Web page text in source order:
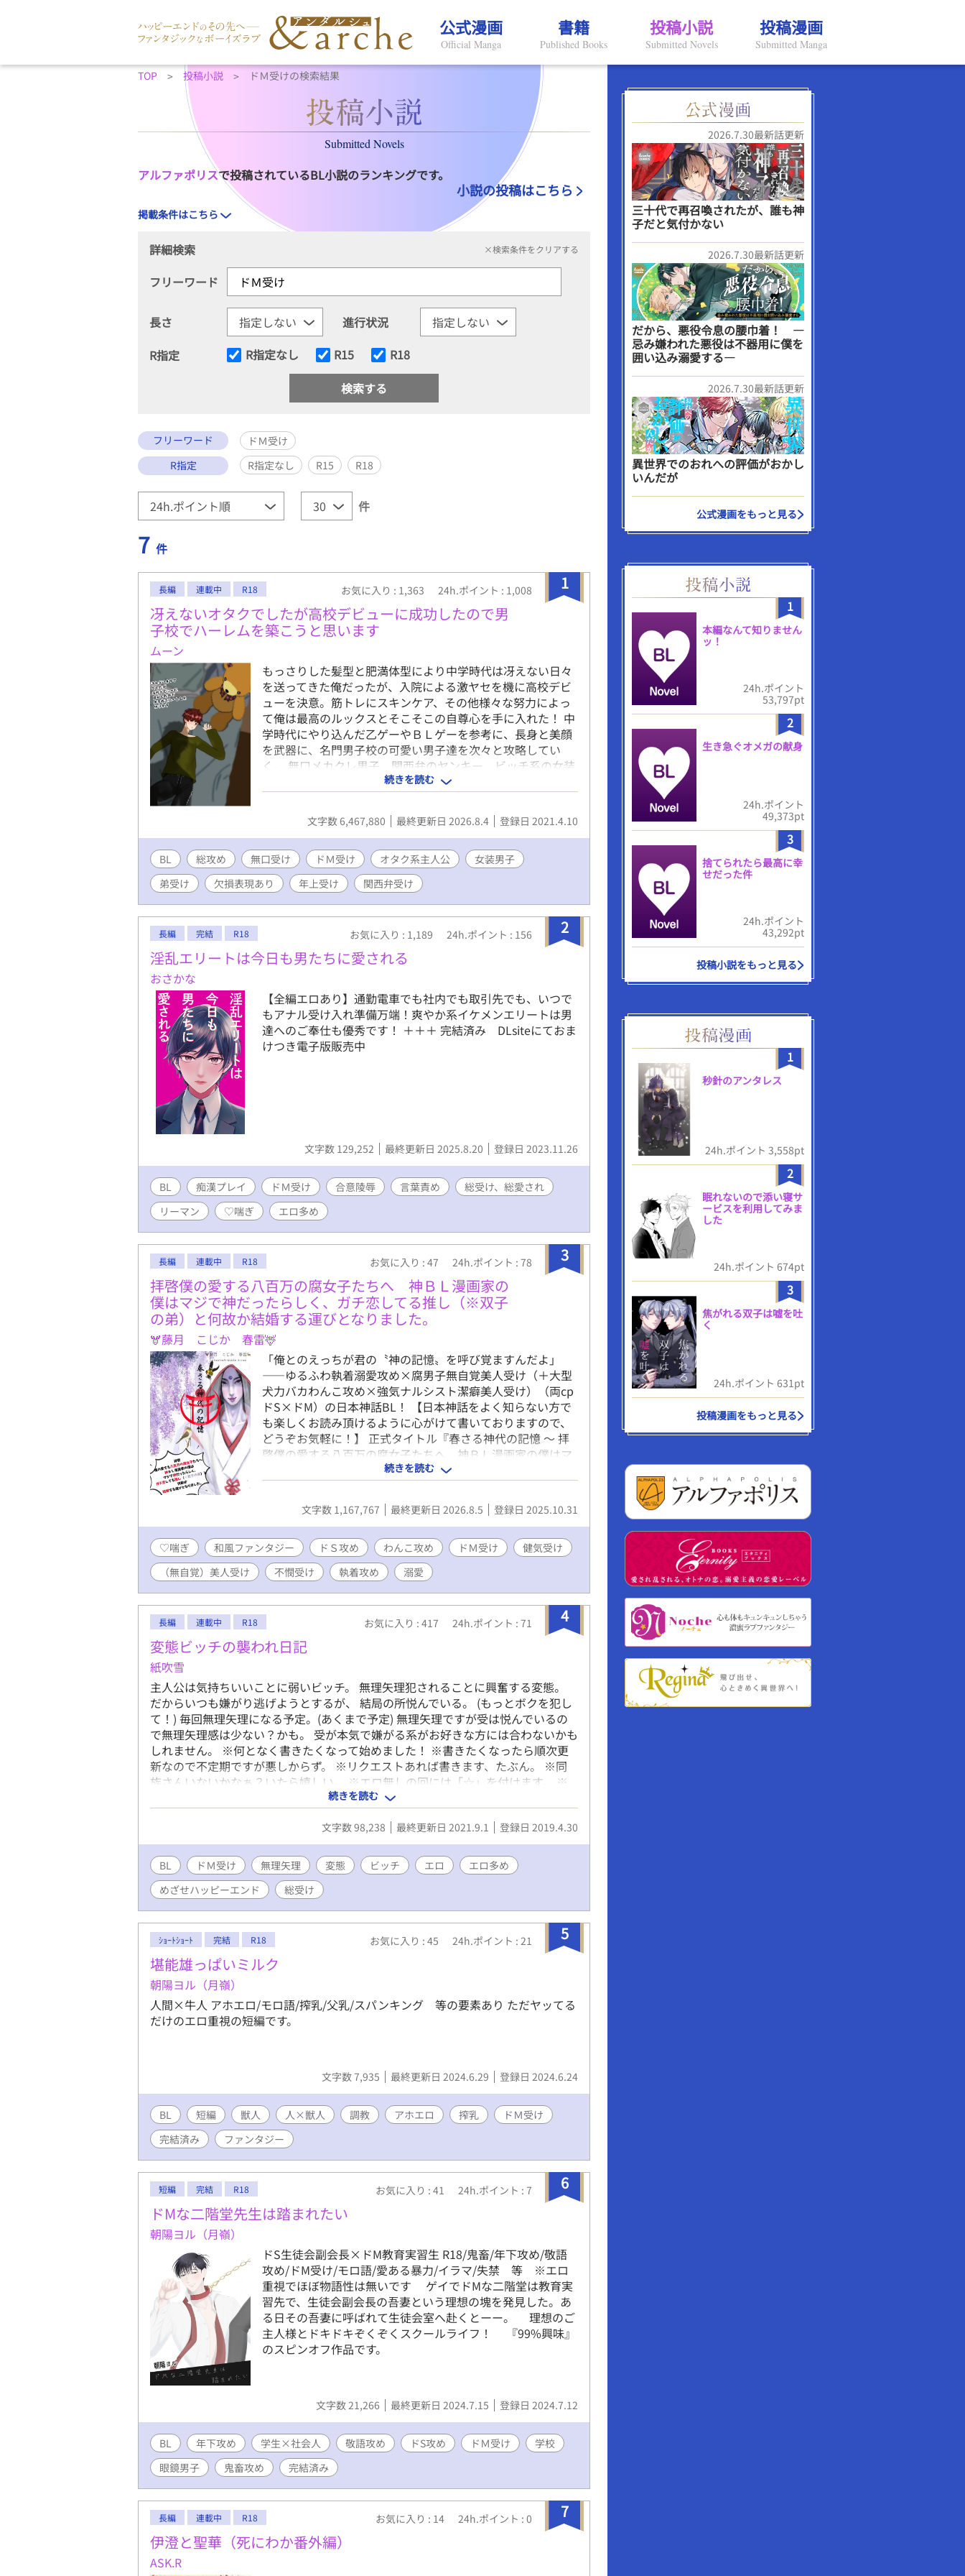
公式漫画
Official Manga
書籍
Published Books
投稿小説
Submitted Novels
投稿漫画
Submitted Manga
TOP 投稿小説 ドＭ受けの検索結果
Submitted Novels
アルファポリスで投稿されているBL小説のランキングです。
小説の投稿はこちら
掲載条件はこちら
詳細検索 ×検索条件をクリアする
フリーワード
長さ
進行状況
R指定
R指定なし R15 R18
フリーワード
ドＭ受け
R指定
R指定なし R15 R18
件
7 件
1
長編 連載中 R18 お気に入り : 1,363 24h.ポイント : 1,008
冴えないオタクでしたが高校デビューに成功したので男
子校でハーレムを築こうと思います
ムーン
もっさりした髪型と肥満体型により中学時代は冴えない日々
を送ってきた俺だったが、入院による激ヤセを機に高校デビ
ューを決意。筋トレにスキンケア、その他様々な努力によっ
て俺は最高のルックスとそこそこの自尊心を手に入れた！ 中
学時代にやり込んだ乙ゲーやＢＬゲーを参考に、長身と美顔
を武器に、名門男子校の可愛い男子達を次々と攻略してい
く。 無口メカクレ男子、関西弁のヤンキー、ビッチ系の女装
男子、堅物メガネの副委員長、甘え上手の現役アイドル、筋
肉系の先輩、ワンコ系の後輩、父親違いの弟、弱りきった元
いじめっ子、耽美な生徒会長にその露払いの副会長、盲目の
芸術家とその兄達、おかっぱ頭の着物男子、胡散臭い糸目な
気のないひねくれ留年男子……選り取りみどりの男子達には
第一印象をひっくり返す裏の顔が！？ ──以下注意事項──
※『』は電話やメッセージアプリのやり取りなど、（）は主
人公の心の声など、《》は主人公に聞き取り理解出来なかっ
た外国語など。 ※主人公総攻め。主人公は普通に浮気をしま
す。 ※主人公の心の声はうるさめ＆オタク色濃いめ。 ※受け
達には全員ギャップがあります。 ※登場人物のほとんどは貞
操観念、倫理観などなどが欠けています。 ※切り傷、火傷、
写があります。 ※受け同士の絡みがあります(ほぐし合い、キ
ス等) ※コメディ風味です、あくまで風味です。 ※タイトル
の後に（）でメインの登場人物名を記してあります。順次全
話実装予定です。 ×がある場合は性的描写アリ、＋の場合
続きを読む
文字数 6,467,880 最終更新日 2026.8.4 登録日 2021.4.10
BL 総攻め 無口受け ドＭ受け オタク系主人公
女装男子
弟受け
欠損表現あり 年上受け 関西弁受け
2
長編 完結 R18 お気に入り : 1,189 24h.ポイント : 156
淫乱エリートは今日も男たちに愛される
おさかな
【全編エロあり】通勤電車でも社内でも取引先でも、いつで
もアナル受け入れ準備万端！爽やか系イケメンエリートは男
達へのご奉仕も優秀です！ ＋＋＋ 完結済み DLsiteにておま
けつき電子版販売中
文字数 129,252 最終更新日 2025.8.20 登録日 2023.11.26
BL 痴漢プレイ ドＭ受け 合意陵辱 言葉責め
総受け、総愛され
リーマン
♡喘ぎ エロ多め
3
長編 連載中 R18 お気に入り : 47 24h.ポイント : 78
拝啓僕の愛する八百万の腐女子たちへ 神ＢＬ漫画家の
僕はマジで神だったらしく、ガチ恋してる推し（※双子
の弟）と何故か結婚する運びとなりました。
🫎藤月 こじか 春雷🦌
「俺とのえっちが君の〝神の記憶〟を呼び覚ますんだよ」
――ゆるふわ執着溺愛攻め×腐男子無自覚美人受け（＋大型
犬力バカわんこ攻め×強気ナルシスト潔癖美人受け）（両cp
ドS×ドM）の日本神話BL！ 【日本神話をよく知らない方で
も楽しくお読み頂けるように心がけて書いておりますので、
どうぞお気軽に！】 正式タイトル『春さる神代の記憶 〜 拝
啓僕の愛する八百万の腐女子たちへ 神ＢＬ漫画家の僕はマ
ジで神だったらしく、ガチ恋してる推し（※双子の弟）と何
故か結婚する運びとなりました。 〜』 ※文字数制限で全タイ
トル記載できないので、より多くの方にお手に取っていただ
くため、ちょっとずるいですが、内容をよく表した副題のほ
す。 【あらすじ】 『今は恋人はいないけど、そろそろ結婚は
する』――大人気シンガーソングライター・ＣｈｉＨａＲｕ
が生配信中に大胆な「結婚宣言」をする。 ガチ恋しているそ
の「推し」の「結婚宣言」をうけ、大人気BL漫画家にして根
っからの腐男子・天春 春月（あまかす はづき）は当然「この
世の終わり」ほどのショックを受けるが、傷も癒えないその
日の内に自分の祖父と母に連れ出されるまま、ある高級日本
料亭へ。 するとそこに現れたのは――なんと春月のガチ恋
く春月に彼らは「五つの真実」を告げると言い、その中に
は、まずＣｈｉＨａＲｕが春月の「婚約者」であること、そ
して、これまで人間として生きてきた春月の正体が日本神話
に出てくる「神」であること、またＣｈｉＨａＲｕは春月の
「双子の弟」にして「運命（さだめ）られた夫神」である、
という衝撃の内容が含まれていた。 当然更に驚き困惑する春
月に、同席しているＣｈｉＨａＲｕの父・言葉（ことのは）
は「早く神であることを思い出してほしい」という。 もし春
月がこのまま神としての記憶を思い出せなければ、向こう百
年は日本に春が来なくなってしまうと衝撃的なことを言われ
るが――春月が神の記憶を取り戻すための有力な方法が、Ｃ
ｈｉＨａＲｕの愛撫によって「感じる」ことで……！？ 〝僕
は天上春命（アメノウワハルノミコト）――神だ。…たくさ
んの神々に、人々に愛されている、世界一幸せな男神だ、
……僕は、神だった。〟 ※古事記・日本書紀等を参考にさせ
ていただきましたが、好き勝手改変しているところがあるた
め、歴史物というよりかはフィクション、ファンタジーとし
てお楽しみいただければ幸いです。 【2026年3月より始まっ
た新制度『未管理著作物裁定制度』における意思表示（念の
おいてイラスト・作中内文章はもちろん、表紙絵やあらすじ
等ふくむ作品の一切の無断利用を禁じます（AI学習等含
続きを読む
文字数 1,167,767 最終更新日 2026.8.5 登録日 2025.10.31
♡喘ぎ 和風ファンタジー ドＳ攻め わんこ攻め ドＭ受け
健気受け
（無自覚）美人受け
不憫受け 執着攻め 溺愛
4
長編 連載中 R18 お気に入り : 417 24h.ポイント : 71
変態ビッチの襲われ日記
紙吹雪
主人公は気持ちいいことに弱いビッチ。 無理矢理犯されることに興奮する変態。
だからいつも嫌がり逃げようとするが、 結局の所悦んでいる。 (もっとボクを犯し
て！) 毎回無理矢理になる予定。(あくまで予定) 無理矢理ですが受は悦んでいるの
で無理矢理感は少ない？かも。 受が本気で嫌がる系がお好きな方には合わないかも
しれません。 ※何となく書きたくなって始めました！ ※書きたくなったら順次更
新なので不定期ですが悪しからず。 ※リクエストあれば書きます、たぶん。 ※同
族さんいないかなぁ？いたら嬉しい。 ※エロ無しの回には「☆」を付けます。 ※
犯罪を推奨するものではありません。続きを読む
文字数 98,238 最終更新日 2021.9.1 登録日 2019.4.30
BL ドＭ受け 無理矢理 変態 ビッチ エロ
エロ多め
めざせハッピーエンド
総受け
5
ｼｮｰﾄｼｮｰﾄ 完結 R18 お気に入り : 45 24h.ポイント : 21
堪能雄っぱいミルク
朝陽ヨル（月嶺）
人間×牛人 アホエロ/モロ語/搾乳/父乳/スパンキング 等の要素あり ただヤッてる
だけのエロ重視の短編です。
文字数 7,935 最終更新日 2024.6.29 登録日 2024.6.24
BL 短編 獣人 人×獣人 調教 アホエロ 搾乳
ドＭ受け
完結済み
ファンタジー
6
短編 完結 R18 お気に入り : 41 24h.ポイント : 7
ドMな二階堂先生は踏まれたい
朝陽ヨル（月嶺）
ドS生徒会副会長×ドM教育実習生 R18/鬼畜/年下攻め/敬語
攻め/ドM受け/モロ語/愛ある暴力/イラマ/失禁 等 ※エロ
重視でほぼ物語性は無いです ゲイでドMな二階堂は教育実
習先で、生徒会副会長の吾妻という理想の塊を発見した。あ
る日その吾妻に呼ばれて生徒会室へ赴くとーー。 理想のご
主人様とドキドキぞくぞくスクールライフ！ 『99%興味』
のスピンオフ作品です。
文字数 21,266 最終更新日 2024.7.15 登録日 2024.7.12
BL 年下攻め 学生×社会人 敬語攻め ドS攻め ドＭ受け
学校
眼鏡男子
鬼畜攻め 完結済み
7
長編 連載中 R18 お気に入り : 14 24h.ポイント : 0
伊澄と聖華（死にわか番外編）
ASK.R
2026.7.30最新話更新
三十代で再召喚されたが、誰も神
子だと気付かない
2026.7.30最新話更新
だから、悪役令息の腰巾着！ ―
忌み嫌われた悪役は不器用に僕を
囲い込み溺愛する―
2026.7.30最新話更新
異世界でのおれへの評価がおかし
いんだが
公式漫画をもっと見る
1
本編なんて知りません
ッ！
24h.ポイント
53,797pt
2
生き急ぐオメガの献身
24h.ポイント
49,373pt
3
捨てられたら最高に幸
せだった件
24h.ポイント
43,292pt
投稿小説をもっと見る
1
秒針のアンタレス
24h.ポイント 3,558pt
2
眠れないので添い寝サ
ービスを利用してみま
した
24h.ポイント 674pt
3
焦がれる双子は嘘を吐
く
24h.ポイント 631pt
投稿漫画をもっと見る